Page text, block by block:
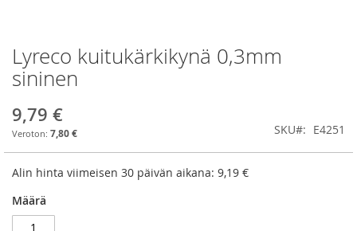
Skip
to
the
of
the
Lyreco kuitukärkikynä 0,3mm
sininen
9,79 €
7,80 € SKU E4251
Alin hinta viimeisen 30 päivän aikana: 9,19 €
Määrä